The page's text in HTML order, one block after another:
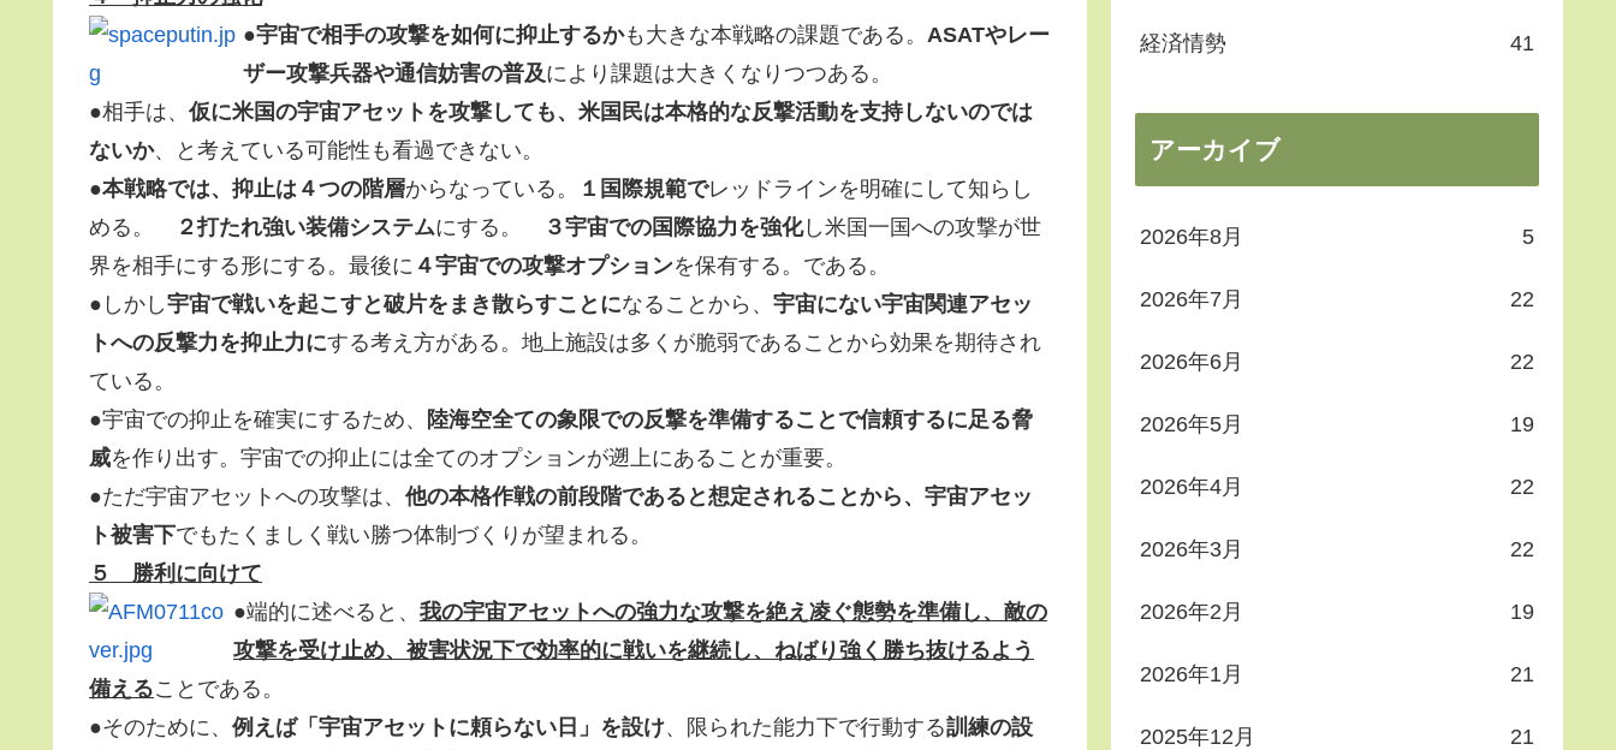
●宇宙で相手の攻撃を如何に抑止するかも大きな本戦略の課題である。 ASATやレー
ザー攻撃兵器や通信妨害の普及により課題は大きくなりつつある。
●相手は、 仮に米国の宇宙アセットを攻撃しても、米国民は本格的な反撃活動を支持しないのでは
ないか、と考えている可能性も看過できない。
●本戦略では、抑止は４つの階層からなっている。 １国際規範でレッドラインを明確にして知らし
める。
２打たれ強い装備システムにする。 ３宇宙での国際協力を強化し米国一国への攻撃が世
界を相手にする形にする。最後に ４宇宙での攻撃オプションを保有する。である。
●しかし宇宙で戦いを起こすと破片をまき散らすことになることから、 宇宙にない宇宙関連アセッ
トへの反撃力を抑止力にする考え方がある。地上施設は多くが脆弱であることから効果を期待され
ている。
●宇宙での抑止を確実にするため、 陸海空全ての象限での反撃を準備することで信頼するに足る脅
威を作り出す。宇宙での抑止には全てのオプションが遡上にあることが重要。
●ただ宇宙アセットへの攻撃は、 他の本格作戦の前段階であると想定されることから、宇宙アセッ
ト被害下でもたくましく戦い勝つ体制づくりが望まれる。
５ 勝利に向けて
●端的に述べると、 我の宇宙アセットへの強力な攻撃を絶え凌ぐ態勢を準備し、敵の
攻撃を受け止め、被害状況下で効率的に戦いを継続し、ねばり強く勝ち抜けるよう
備えることである。
●そのために、 例えば「宇宙アセットに頼らない日」を設け、限られた能力下で行動する訓練の設
経済情勢 41
アーカイブ
2026年8月 5
2026年7月 22
2026年6月 22
2026年5月 19
2026年4月 22
2026年3月 22
2026年2月 19
2026年1月 21
2025年12月 21